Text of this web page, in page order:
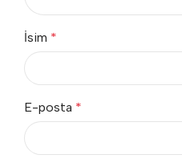
İsim *
E-posta *